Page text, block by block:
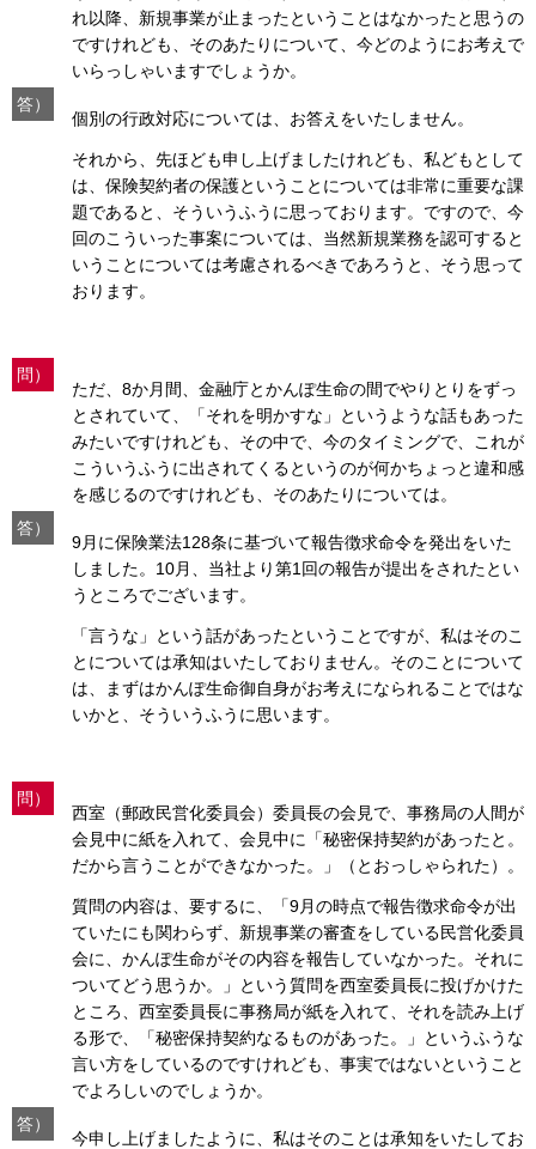
れ以降、新規事業が止まったということはなかったと思うの
ですけれども、そのあたりについて、今どのようにお考えで
いらっしゃいますでしょうか。
答）
個別の行政対応については、お答えをいたしません。
それから、先ほども申し上げましたけれども、私どもとして
は、保険契約者の保護ということについては非常に重要な課
題であると、そういうふうに思っております。ですので、今
回のこういった事案については、当然新規業務を認可すると
いうことについては考慮されるべきであろうと、そう思って
おります。
問）
ただ、8か月間、金融庁とかんぽ生命の間でやりとりをずっ
とされていて、「それを明かすな」というような話もあった
みたいですけれども、その中で、今のタイミングで、これが
こういうふうに出されてくるというのが何かちょっと違和感
を感じるのですけれども、そのあたりについては。
答）
9月に保険業法128条に基づいて報告徴求命令を発出をいた
しました。10月、当社より第1回の報告が提出をされたとい
うところでございます。
「言うな」という話があったということですが、私はそのこ
とについては承知はいたしておりません。そのことについて
は、まずはかんぽ生命御自身がお考えになられることではな
いかと、そういうふうに思います。
問）
西室（郵政民営化委員会）委員長の会見で、事務局の人間が
会見中に紙を入れて、会見中に「秘密保持契約があったと。
だから言うことができなかった。」（とおっしゃられた）。
質問の内容は、要するに、「9月の時点で報告徴求命令が出
ていたにも関わらず、新規事業の審査をしている民営化委員
会に、かんぽ生命がその内容を報告していなかった。それに
ついてどう思うか。」という質問を西室委員長に投げかけた
ところ、西室委員長に事務局が紙を入れて、それを読み上げ
る形で、「秘密保持契約なるものがあった。」というふうな
言い方をしているのですけれども、事実ではないということ
でよろしいのでしょうか。
答）
今申し上げましたように、私はそのことは承知をいたしてお